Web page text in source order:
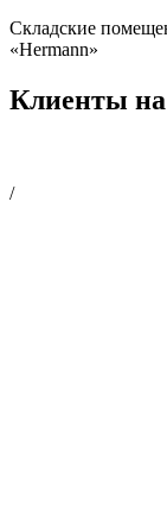
Складские
«Hermann»
Клиенты на
/